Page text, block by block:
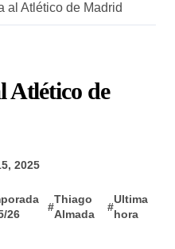
al Atlético de Madrid
Atlético de
2025
26
#
Thiago
Almada
#
Ultima
hora